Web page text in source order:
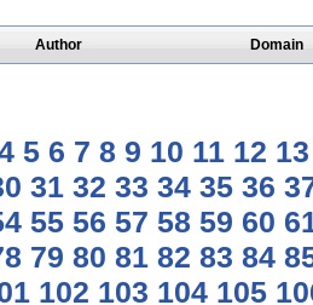
Author Domain
5 6 7 8 9 10 11 12 13
31 32 33 34 35 36
55 56 57 58 59 60
79 80 81 82 83 84
102 103 104 105